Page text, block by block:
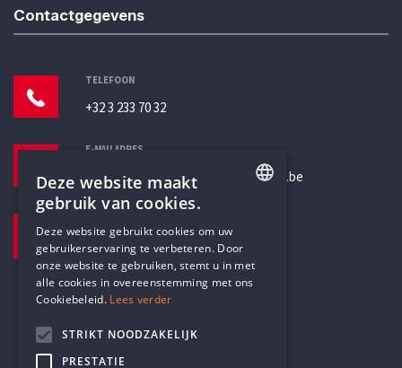
Contactgegevens
TELEFOON
+32 3 233 70 32
E-MAILADRES
secretariaat@humanistischverbond.be
Pottenbrug 4
Antwerpen, 2000
DUTCH
Deze website maakt
gebruik van cookies.
Deze website gebruikt cookies om uw
gebruikerservaring te verbeteren. Door
onze website te gebruiken, stemt u in met
alle cookies in overeenstemming met ons
Cookiebeleid. Lees verder
STRIKT NOODZAKELIJK
PRESTATIE